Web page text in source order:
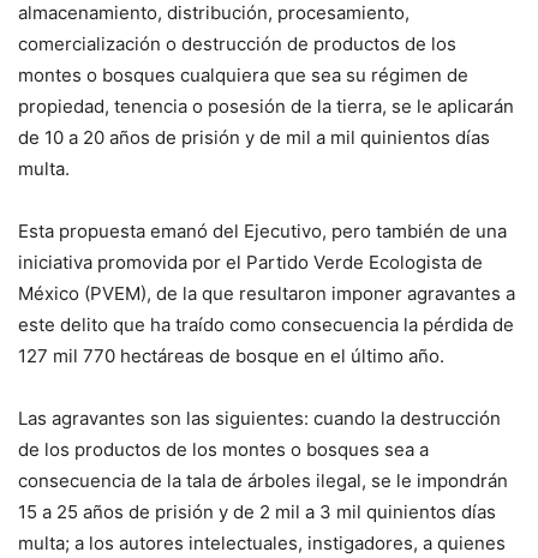
almacenamiento, distribución, procesamiento,
comercialización o destrucción de productos de los
montes o bosques cualquiera que sea su régimen de
propiedad, tenencia o posesión de la tierra, se le aplicarán
de 10 a 20 años de prisión y de mil a mil quinientos días
multa.
Esta propuesta emanó del Ejecutivo, pero también de una
iniciativa promovida por el Partido Verde Ecologista de
México (PVEM), de la que resultaron imponer agravantes a
este delito que ha traído como consecuencia la pérdida de
127 mil 770 hectáreas de bosque en el último año.
Las agravantes son las siguientes: cuando la destrucción
de los productos de los montes o bosques sea a
consecuencia de la tala de árboles ilegal, se le impondrán
15 a 25 años de prisión y de 2 mil a 3 mil quinientos días
multa; a los autores intelectuales, instigadores, a quienes